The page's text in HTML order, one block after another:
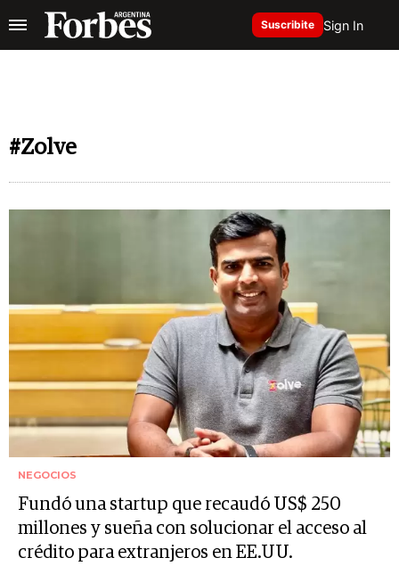
Suscribite Sign In
#Zolve
NEGOCIOS
Fundó una startup que recaudó US$ 250
millones y sueña con solucionar el acceso al
crédito para extranjeros en EE.UU.